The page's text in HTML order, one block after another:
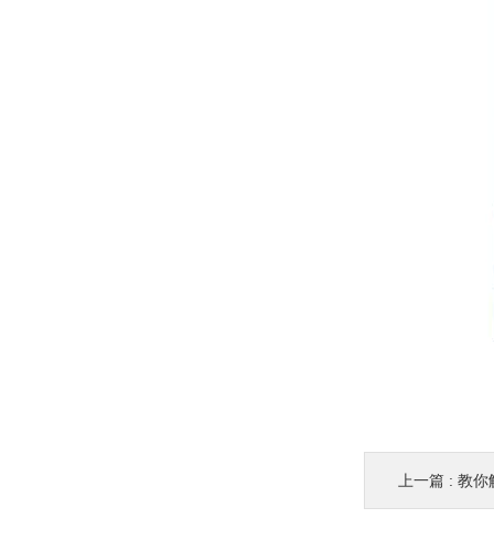
上一篇 : 教你